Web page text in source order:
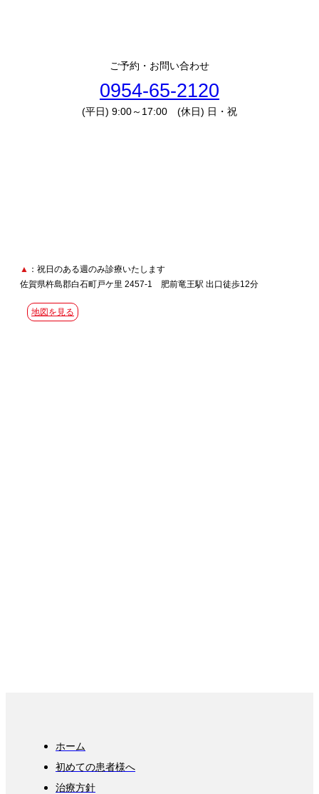
ご予約・お問い合わせ
0954-65-2120
(平日) 9:00～17:00 (休日) 日・祝
▲ ：祝日のある週のみ診療いたします
佐賀県杵島郡白石町戸ケ里 2457-1 肥前竜王駅 出口徒歩12分
地図を見る
ホーム
初めての患者様へ
治療方針